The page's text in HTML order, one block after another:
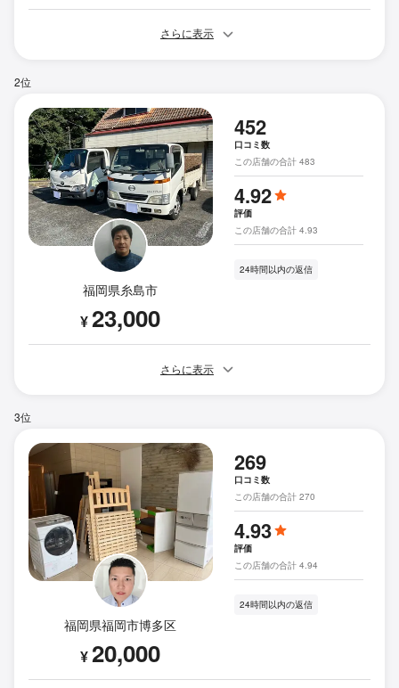
さらに表示
2位
福岡県糸島市
¥23,000
452
口コミ数
この店舗の合計 483
4.92
評価
この店舗の合計 4.93
24時間以内の返信
さらに表示
3位
福岡県福岡市博多区
¥20,000
269
口コミ数
この店舗の合計 270
4.93
評価
この店舗の合計 4.94
24時間以内の返信